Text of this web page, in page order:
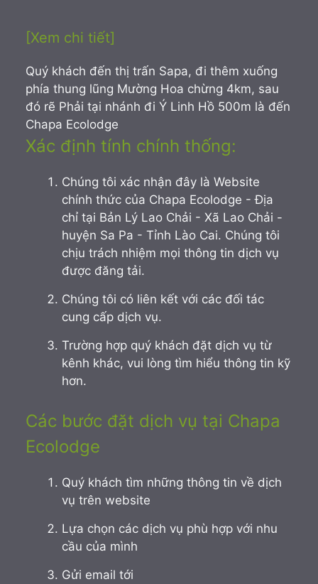
[Xem chi tiết]
Quý khách đến thị trấn Sapa, đi thêm xuống
phía thung lũng Mường Hoa chừng 4km, sau
đó rẽ Phải tại nhánh đi Ý Linh Hồ 500m là đến
Chapa Ecolodge
Xác định tính chính thống:
Chúng tôi xác nhận đây là Website
chính thức của Chapa Ecolodge - Địa
chỉ tại Bản Lý Lao Chải - Xã Lao Chải -
huyện Sa Pa - Tỉnh Lào Cai. Chúng tôi
chịu trách nhiệm mọi thông tin dịch vụ
được đăng tải.
Chúng tôi có liên kết với các đối tác
cung cấp dịch vụ.
Trường hợp quý khách đặt dịch vụ từ
kênh khác, vui lòng tìm hiểu thông tin kỹ
hơn.
Các bước đặt dịch vụ tại Chapa
Ecolodge
Quý khách tìm những thông tin về dịch
vụ trên website
Lựa chọn các dịch vụ phù hợp với nhu
cầu của mình
Gửi email tới